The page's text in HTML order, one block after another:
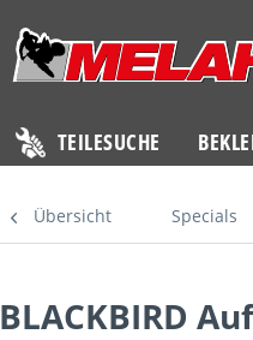
TEILESUCHE
Übersicht Specials
BLACKBIRD